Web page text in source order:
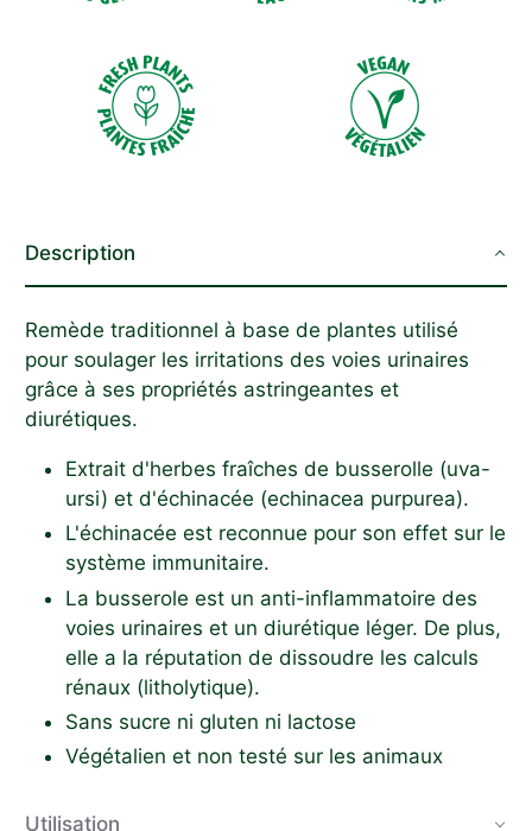
Description
Remède traditionnel à base de plantes utilisé
pour soulager les irritations des voies urinaires
grâce à ses propriétés astringeantes et
diurétiques.
Extrait d'herbes fraîches de busserolle (uva-
ursi) et d'échinacée (echinacea purpurea).
L'échinacée est reconnue pour son effet sur le
système immunitaire.
La busserole est un anti-inflammatoire des
voies urinaires et un diurétique léger. De plus,
elle a la réputation de dissoudre les calculs
rénaux (litholytique).
Sans sucre ni gluten ni lactose
Végétalien et non testé sur les animaux
Utilisation